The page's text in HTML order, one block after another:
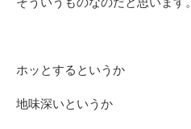
ホッとするというか
地味深いというか